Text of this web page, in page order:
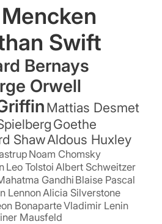
Swift
Bernays
Orwell
Mattias Desmet
Goethe
ShawAldous Huxley
Noam Chomsky
Leo Tolstoi Albert Schweitzer
Gandhi Blaise Pascal
LennonAlicia Silverstone
BonaparteVladimir Lenin
Mausfeld